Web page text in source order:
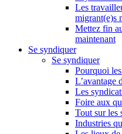
Les
migrant(e)s
Mettez fin
maintenant
Se syndiquer
Se syndiquer
Pourquoi
L’avantage
Les
Foire aux
Tout sur les
Industries